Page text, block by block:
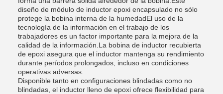
diseño de módulo de inductor epoxi encapsulado no sólo
protege la bobina interna de la humedadEl uso de la
tecnología de la información en el trabajo de los
trabajadores es un factor importante para la mejora de la
calidad de la información.La bobina de inductor recubierta
de epoxi asegura que el inductor mantenga su rendimiento
durante períodos prolongados, incluso en condiciones
operativas adversas.
Disponible tanto en configuraciones blindadas como no
blindadas, el inductor lleno de epoxi ofrece flexibilidad para